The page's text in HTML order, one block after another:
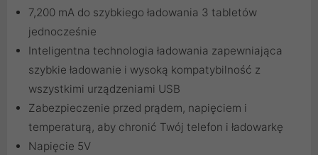
7,200 mA do szybkiego ładowania 3 tabletów
jednocześnie
Inteligentna technologia ładowania zapewniająca
szybkie ładowanie i wysoką kompatybilność z
wszystkimi urządzeniami USB
Zabezpieczenie przed prądem, napięciem i
temperaturą, aby chronić Twój telefon i ładowarkę
Napięcie 5V